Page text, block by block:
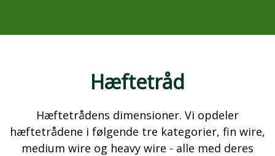
Hæftetråd
Hæftetrådens dimensioner. Vi opdeler
hæftetrådene i følgende tre kategorier, fin wire,
medium wire og heavy wire - alle med deres